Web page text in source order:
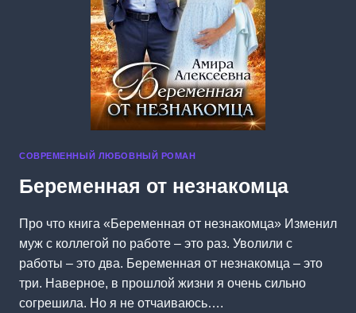
СОВРЕМЕННЫЙ ЛЮБОВНЫЙ РОМАН
Беременная от незнакомца
Про что книга «Беременная от незнакомца» Изменил
муж с коллегой по работе – это раз. Уволили с
работы – это два. Беременная от незнакомца – это
три. Наверное, в прошлой жизни я очень сильно
согрешила. Но я не отчаиваюсь….